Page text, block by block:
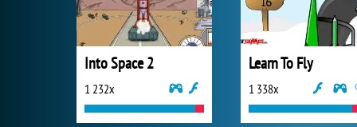
Into Space 2
1 232x
Learn To Fly
1 338x